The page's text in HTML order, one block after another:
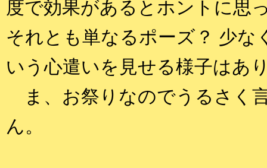
度で効果があるとホントに思
それとも単なるポーズ？ 少な
いう心遣いを見せる様子はあ
ま、お祭りなのでうるさく
ん。